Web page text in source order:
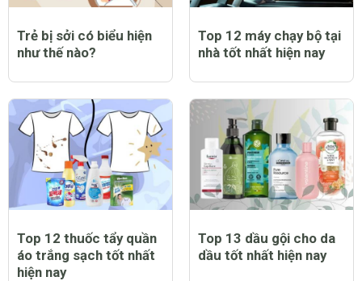
Trẻ bị sởi có biểu hiện
như thế nào?
Top 12 máy chạy bộ tại
nhà tốt nhất hiện nay
Top 12 thuốc tẩy quần
áo trắng sạch tốt nhất
hiện nay
Top 13 dầu gội cho da
dầu tốt nhất hiện nay